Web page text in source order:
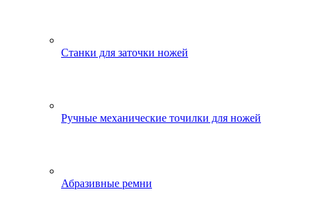
Станки для заточки ножей
Ручные механические точилки для ножей
Абразивные ремни